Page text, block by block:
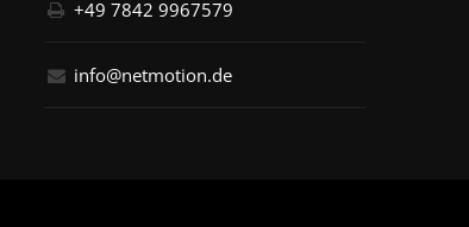
+49 7842 9967579
info@netmotion.de